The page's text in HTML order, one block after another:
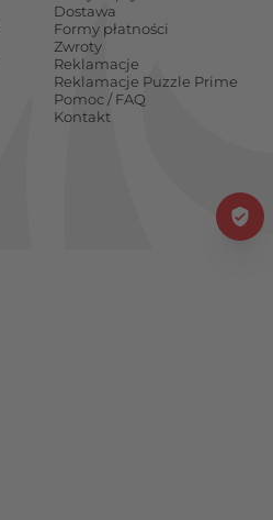
Dostawa
Formy płatności
Zwroty
Reklamacje
Reklamacje Puzzle Prime
Pomoc / FAQ
Kontakt